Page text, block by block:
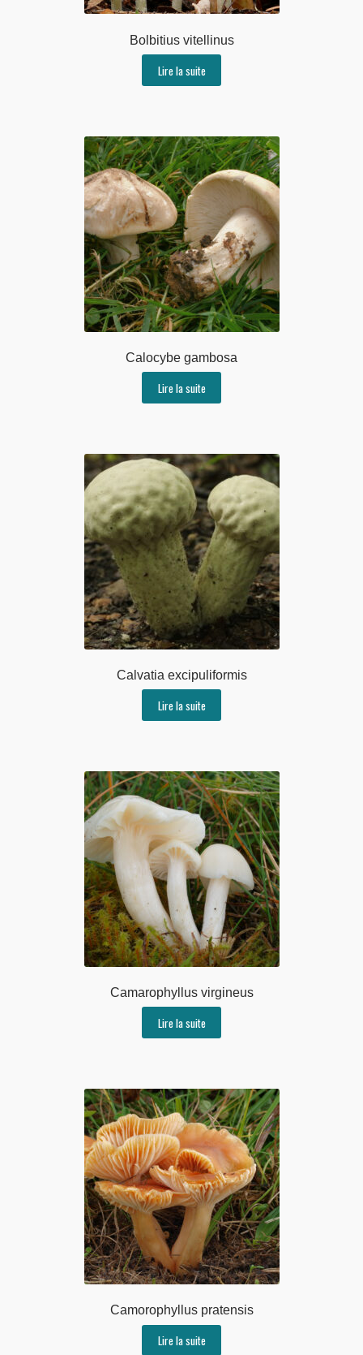
Bolbitius vitellinus
Lire la suite
Calocybe gambosa
Lire la suite
Calvatia excipuliformis
Lire la suite
Camarophyllus virgineus
Lire la suite
Camorophyllus pratensis
Lire la suite